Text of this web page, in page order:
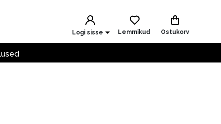
Logi sisse Lemmikud Ostukorv